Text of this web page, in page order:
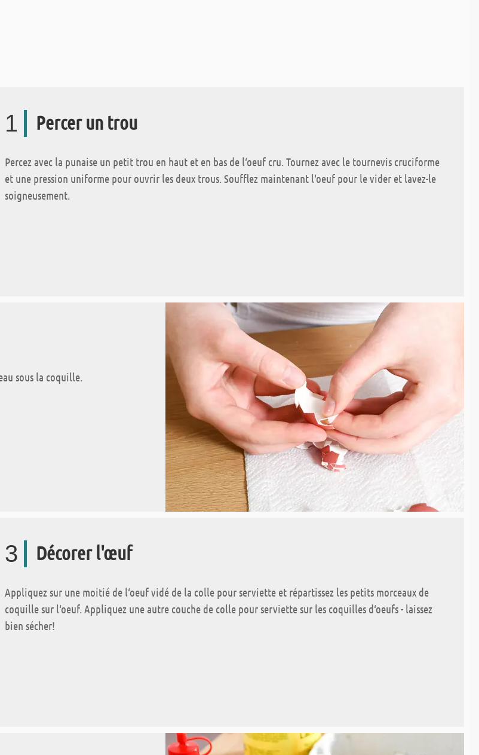
1 Percer un trou
Percez avec la punaise un petit trou en haut et en bas de l‘oeuf cru. Tournez avec le tournevis cruciforme
et une pression uniforme pour ouvrir les deux trous. Soufflez maintenant l‘oeuf pour le vider et lavez-le
soigneusement.
sous la coquille.
3 Décorer l'œuf
Appliquez sur une moitié de l‘oeuf vidé de la colle pour serviette et répartissez les petits morceaux de
coquille sur l‘oeuf. Appliquez une autre couche de colle pour serviette sur les coquilles d‘oeufs - laissez
bien sécher!